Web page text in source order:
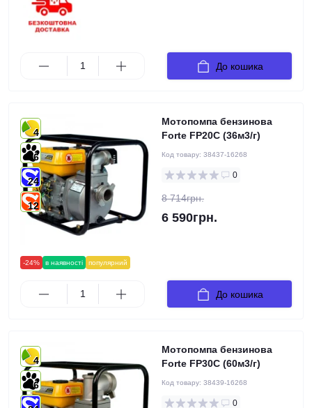
До кошика
-24% в наявності популярний
4
6
24
12
Мотопомпа бензинова
Forte FP20C (36м3/г)
Код товару: 38437-16268
0
8 714грн.
6 590грн.
До кошика
4
6
Мотопомпа бензинова
Forte FP30C (60м3/г)
Код товару: 38439-16268
0